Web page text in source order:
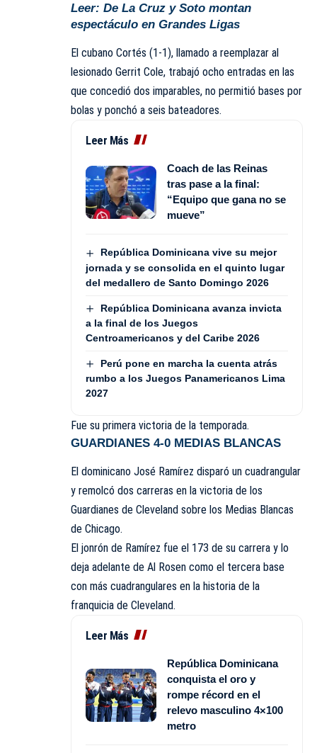
Leer: De La Cruz y Soto montan
espectáculo en Grandes Ligas
El cubano Cortés (1-1), llamado a reemplazar al
lesionado Gerrit Cole, trabajó ocho entradas en las
que concedió dos imparables, no permitió bases por
bolas y ponchó a seis bateadores.
Leer Más
Coach de las Reinas
tras pase a la final:
“Equipo que gana no se
mueve”
República Dominicana vive su mejor
jornada y se consolida en el quinto lugar
del medallero de Santo Domingo 2026
República Dominicana avanza invicta
a la final de los Juegos
Centroamericanos y del Caribe 2026
Perú pone en marcha la cuenta atrás
rumbo a los Juegos Panamericanos Lima
2027
Fue su primera victoria de la temporada.
GUARDIANES 4-0 MEDIAS BLANCAS
El dominicano José Ramírez disparó un cuadrangular
y remolcó dos carreras en la victoria de los
Guardianes de Cleveland sobre los Medias Blancas
de Chicago.
El jonrón de Ramírez fue el 173 de su carrera y lo
deja adelante de Al Rosen como el tercera base
con más cuadrangulares en la historia de la
franquicia de Cleveland.
Leer Más
República Dominicana
conquista el oro y
rompe récord en el
relevo masculino 4×100
metro